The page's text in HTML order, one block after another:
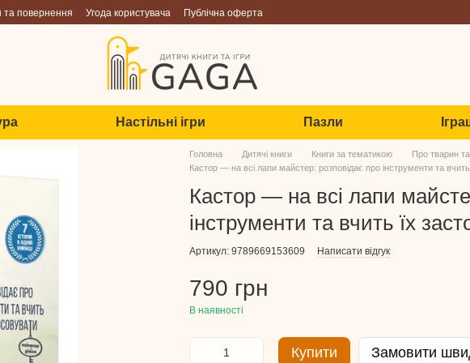
та повернення Угода користувача Публічна оферта
Настільні ігри Пазли
Головна Дитячі книги Книги за тематикою
Про тварин
Кастор — на всі лапи майстер: розповідає про інструменти та
Кастор — на всі лапи
інструменти та вчить їх
Артикул: 9789669153609 Написати відгук
790 грн
В наявності
Купити Замовити